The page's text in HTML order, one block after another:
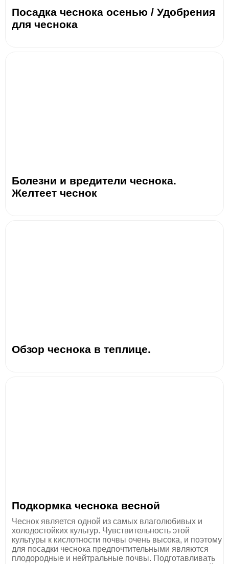
Посадка чеснока осенью / Удобрения
для чеснока
Болезни и вредители чеснока.
Желтеет чеснок
Обзор чеснока в теплице.
Подкормка чеснока весной
Чеснок является одной из самых влаголюбивых и
холодостойких культур. Чувствительность этой
культуры к кислотности почвы очень высока, и поэтому
для посадки чеснока предпочтительными являются
плодородные и нейтральные почвы. Подготавливать